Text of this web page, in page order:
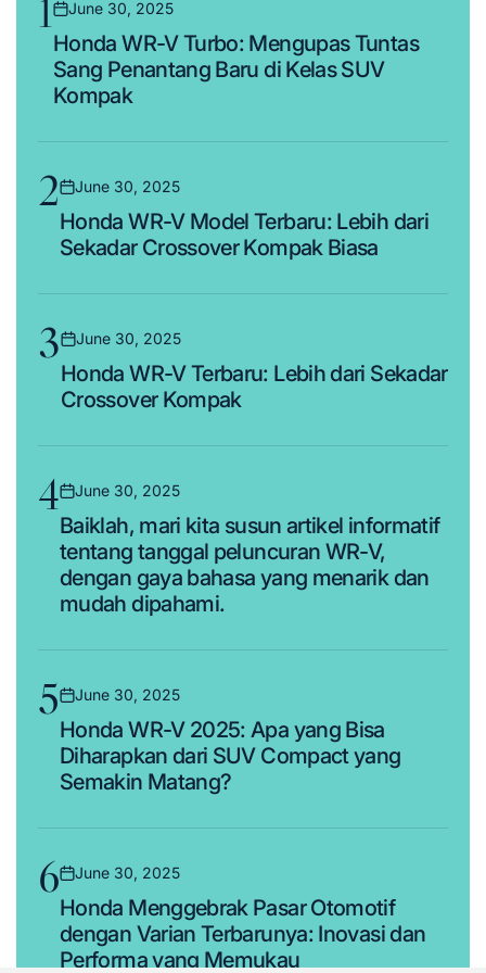
1Posted
on
June 30, 2025
Honda WR-V Turbo: Mengupas Tuntas
Sang Penantang Baru di Kelas SUV
Kompak
2Posted
on
June 30, 2025
Honda WR-V Model Terbaru: Lebih dari
Sekadar Crossover Kompak Biasa
3Posted
on
June 30, 2025
Honda WR-V Terbaru: Lebih dari Sekadar
Crossover Kompak
4Posted
on
June 30, 2025
Baiklah, mari kita susun artikel informatif
tentang tanggal peluncuran WR-V,
dengan gaya bahasa yang menarik dan
mudah dipahami.
5Posted
on
June 30, 2025
Honda WR-V 2025: Apa yang Bisa
Diharapkan dari SUV Compact yang
Semakin Matang?
6Posted
on
June 30, 2025
Honda Menggebrak Pasar Otomotif
dengan Varian Terbarunya: Inovasi dan
Performa yang Memukau